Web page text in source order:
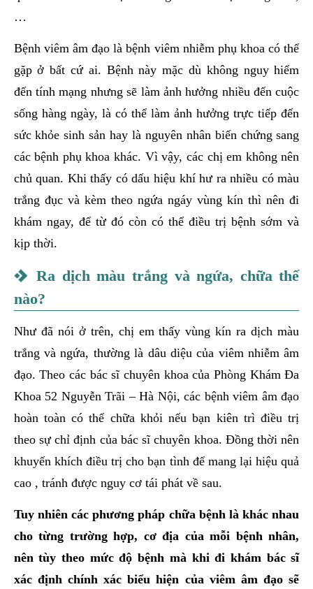
…
Bệnh viêm âm đạo là bệnh viêm nhiễm phụ khoa có thể
gặp ở bất cứ ai. Bệnh này mặc dù không nguy hiểm
đến tính mạng nhưng sẽ làm ảnh hưởng nhiều đến cuộc
sống hàng ngày, là có thể làm ảnh hưởng trực tiếp đến
sức khỏe sinh sản hay là nguyên nhân biến chứng sang
các bệnh phụ khoa khác. Vì vậy, các chị em không nên
chủ quan. Khi thấy có dấu hiệu khí hư ra nhiều có màu
trắng đục và kèm theo ngứa ngáy vùng kín thì nên đi
khám ngay, để từ đó còn có thể điều trị bệnh sớm và
kịp thời.
Ra dịch màu trắng và ngứa, chữa thế
nào?
Như đã nói ở trên, chị em thấy vùng kín ra dịch màu
trắng và ngứa, thường là dâu diệu của viêm nhiễm âm
đạo. Theo các bác sĩ chuyên khoa của Phòng Khám Đa
Khoa 52 Nguyễn Trãi – Hà Nội, các bệnh viêm âm đạo
hoàn toàn có thể chữa khỏi nếu bạn kiên trì điều trị
theo sự chỉ định của bác sĩ chuyên khoa. Đồng thời nên
khuyến khích điều trị cho bạn tình để mang lại hiệu quả
cao , tránh được nguy cơ tái phát về sau.
Tuy nhiên các phương pháp chữa bệnh là khác nhau
cho từng trường hợp, cơ địa của mỗi bệnh nhân,
nên tùy theo mức độ bệnh mà khi đi khám bác sĩ
xác định chính xác biểu hiện của viêm âm đạo sẽ